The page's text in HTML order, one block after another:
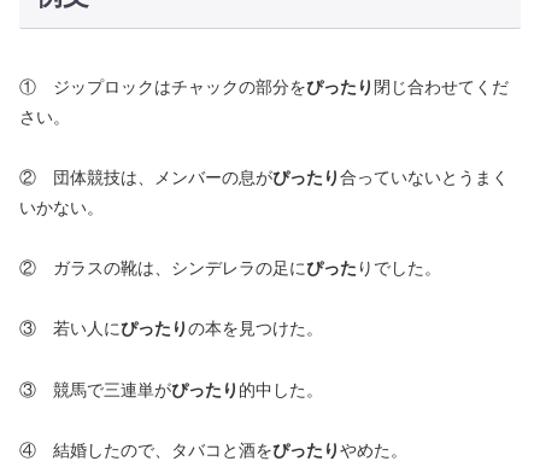
① ジップロックはチャックの部分をぴったり 閉じ合わせてくだ
さい。
② 団体競技は、メンバーの息がぴったり合っていないとうまく
いかない。
② ガラスの靴は、シンデレラの足にぴった りでした。
③ 若い人にぴったりの本を見つけた。
③ 競馬で三連単がぴったり 的中した。
④ 結婚したので、タバコと酒をぴったりやめた。